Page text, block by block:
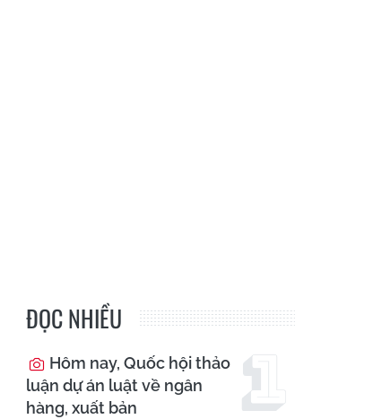
ĐỌC NHIỀU
Hôm nay, Quốc hội thảo
luận dự án luật về ngân
hàng, xuất bản